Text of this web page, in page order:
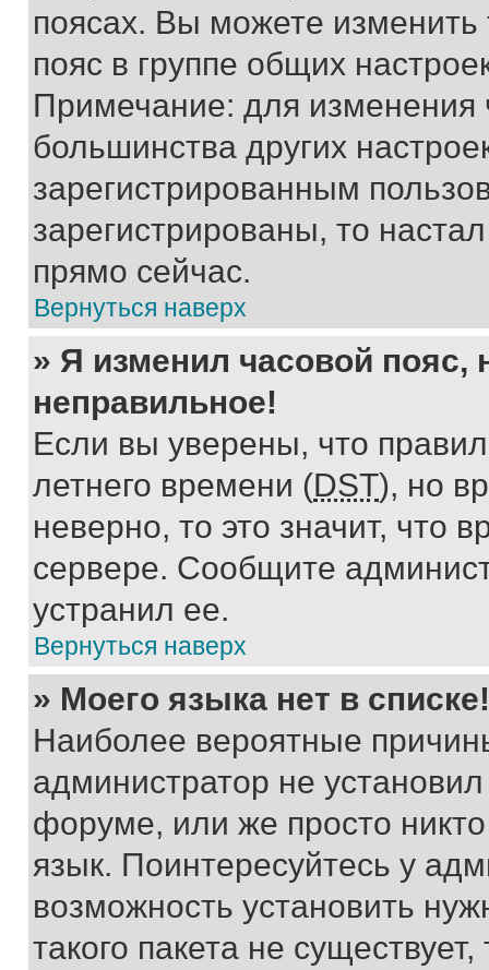
поясах. Вы можете изменить
пояс в группе общих
Примечание: для изменения
большинства других
зарегистрированным
зарегистрированы, то
прямо сейчас.
Вернуться наверх
» Я изменил часовой пояс,
неправильное!
Если вы уверены, что
летнего времени (DST), но
неверно, то это значит, что
сервере. Сообщите
устранил ее.
Вернуться наверх
» Моего языка нет в списке!
Наиболее вероятные
администратор не
форуме, или же просто
язык. Поинтересуйтесь у
возможность установить
такого пакета не